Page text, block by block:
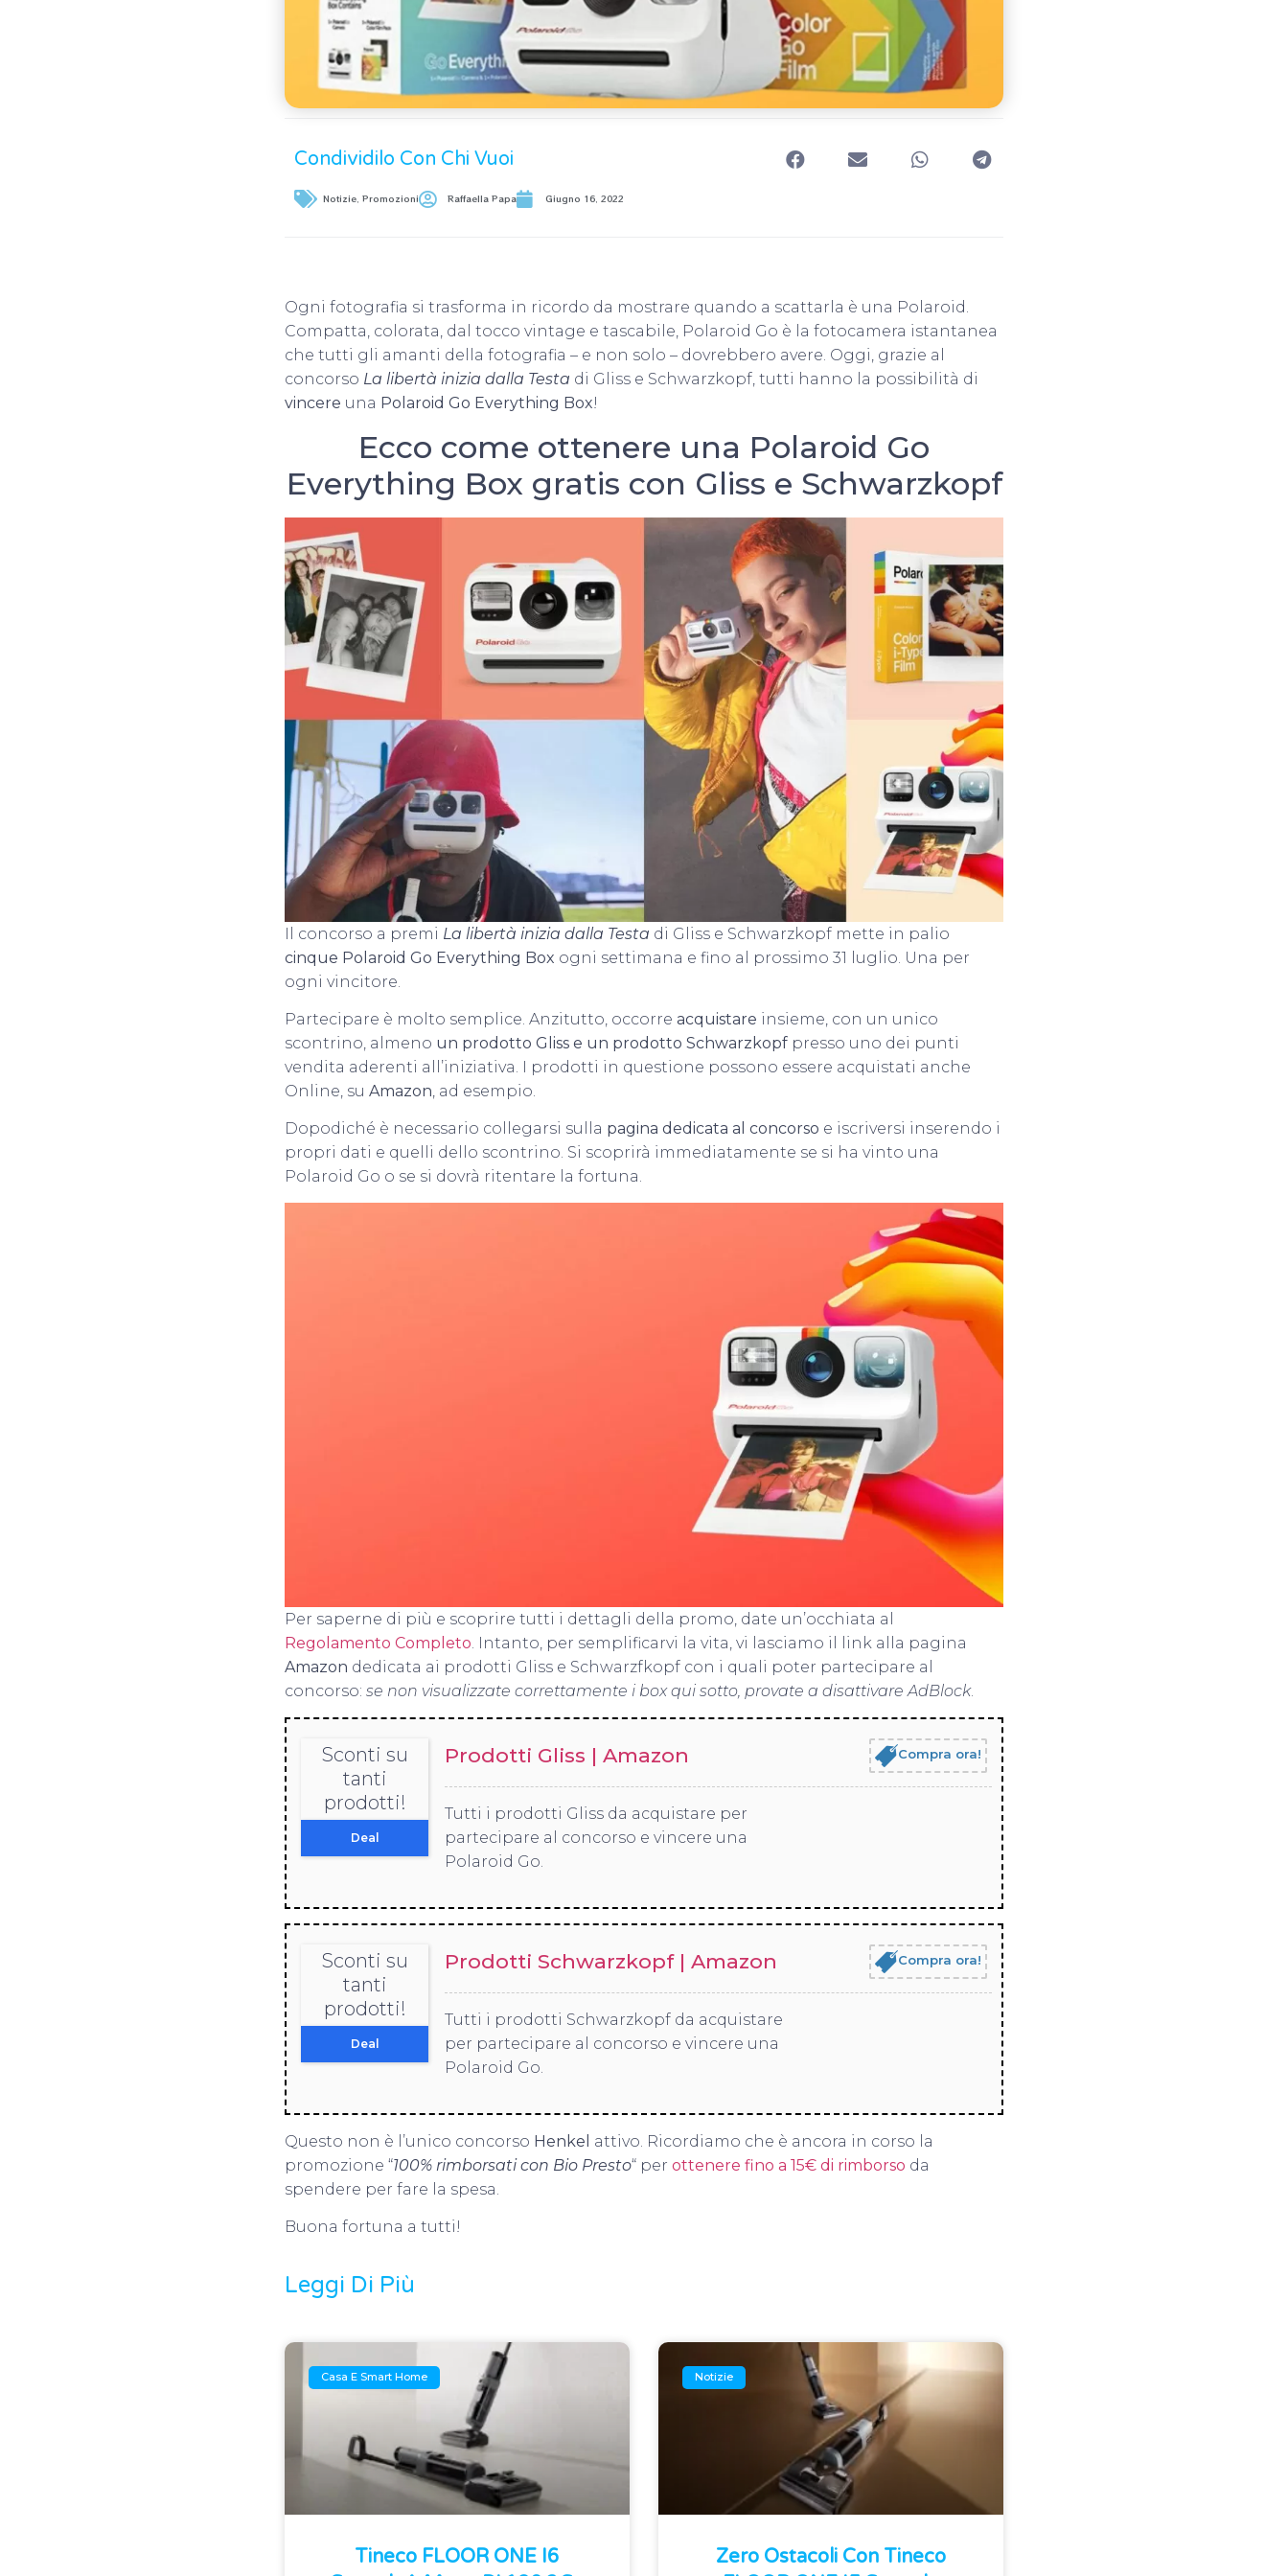
Condividilo Con Chi Vuoi
Notizie, Promozioni Raffaella Papa Giugno 16, 2022
Ogni fotografia si trasforma in ricordo da mostrare quando a scattarla è una Polaroid.
Compatta, colorata, dal tocco vintage e tascabile, Polaroid Go è la fotocamera istantanea
che tutti gli amanti della fotografia – e non solo – dovrebbero avere. Oggi, grazie al
concorso La libertà inizia dalla Testa di Gliss e Schwarzkopf, tutti hanno la possibilità di
vincere una Polaroid Go Everything Box!
Ecco come ottenere una Polaroid Go
Everything Box gratis con Gliss e Schwarzkopf
Il concorso a premi La libertà inizia dalla Testa di Gliss e Schwarzkopf mette in palio
cinque Polaroid Go Everything Box ogni settimana e fino al prossimo 31 luglio. Una per
ogni vincitore.
Partecipare è molto semplice. Anzitutto, occorre acquistare insieme, con un unico
scontrino, almeno un prodotto Gliss e un prodotto Schwarzkopf presso uno dei punti
vendita aderenti all’iniziativa. I prodotti in questione possono essere acquistati anche
Online, su Amazon, ad esempio.
Dopodiché è necessario collegarsi sulla pagina dedicata al concorso e iscriversi inserendo i
propri dati e quelli dello scontrino. Si scoprirà immediatamente se si ha vinto una
Polaroid Go o se si dovrà ritentare la fortuna.
Per saperne di più e scoprire tutti i dettagli della promo, date un’occhiata al
Regolamento Completo. Intanto, per semplificarvi la vita, vi lasciamo il link alla pagina
Amazon dedicata ai prodotti Gliss e Schwarzfkopf con i quali poter partecipare al
concorso: se non visualizzate correttamente i box qui sotto, provate a disattivare AdBlock.
Sconti su
tanti
prodotti!
Deal
Prodotti Gliss | Amazon Compra ora!
Tutti i prodotti Gliss da acquistare per
partecipare al concorso e vincere una
Polaroid Go.
Sconti su
tanti
prodotti!
Deal
Prodotti Schwarzkopf | Amazon Compra ora!
Tutti i prodotti Schwarzkopf da acquistare
per partecipare al concorso e vincere una
Polaroid Go.
Questo non è l’unico concorso Henkel attivo. Ricordiamo che è ancora in corso la
promozione “100% rimborsati con Bio Presto“ per ottenere fino a 15€ di rimborso da
spendere per fare la spesa.
Buona fortuna a tutti!
Leggi Di Più
Casa E Smart Home
Tineco FLOOR ONE I6
Notizie
Zero Ostacoli Con Tineco